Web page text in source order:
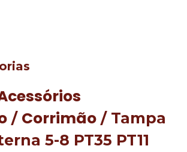
/ Corrimão / Tampa
5-8 PT35 PT11